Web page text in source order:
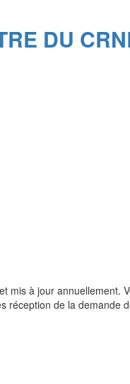
DU
mis à jour annuellement.
réception de la demande